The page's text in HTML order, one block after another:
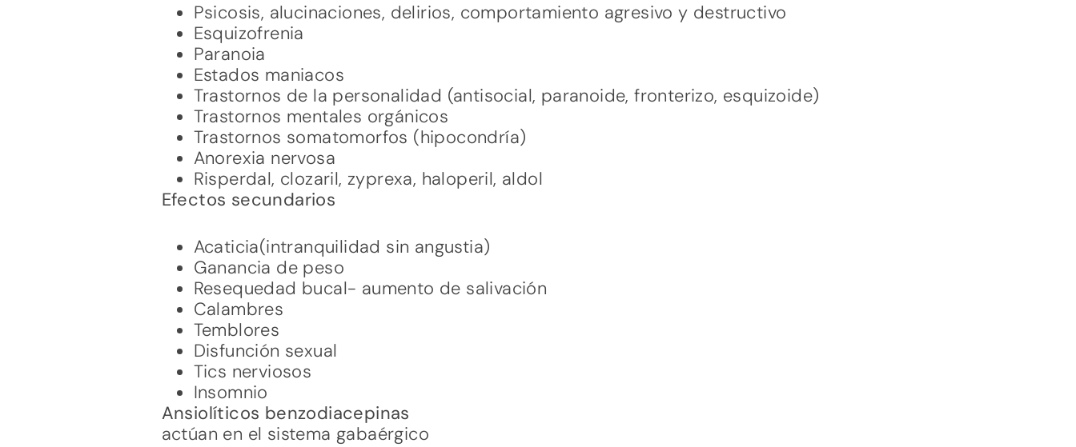
Psicosis, alucinaciones, delirios, comportamiento agresivo y destructivo
Esquizofrenia
Paranoia
Estados maniacos
Trastornos de la personalidad (antisocial, paranoide, fronterizo, esquizoide)
Trastornos mentales orgánicos
Trastornos somatomorfos (hipocondría)
Anorexia nervosa
Risperdal, clozaril, zyprexa, haloperil, aldol
Efectos secundarios
Acaticia(intranquilidad sin angustia)
Ganancia de peso
Resequedad bucal- aumento de salivación
Calambres
Temblores
Disfunción sexual
Tics nerviosos
Insomnio
Ansiolíticos benzodiacepinas
actúan en el sistema gabaérgico